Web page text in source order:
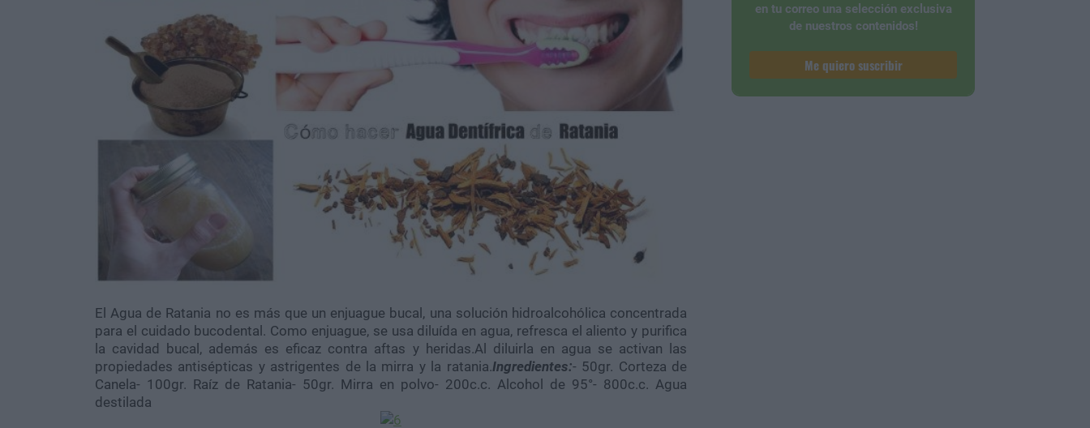
El Agua de Ratania no es más que un enjuague bucal, una solución hidroalcohólica concentrada
para el cuidado bucodental. Como enjuague, se usa diluída en agua, refresca el aliento y purifica
la cavidad bucal, además es eficaz contra aftas y heridas.Al diluirla en agua se activan las
propiedades antisépticas y astrigentes de la mirra y la ratania.Ingredientes:- 50gr. Corteza de
Canela- 100gr. Raíz de Ratania- 50gr. Mirra en polvo- 200c.c. Alcohol de 95°- 800c.c. Agua
destilada
en tu correo una selección exclusiva
de nuestros contenidos!
Me quiero suscribir